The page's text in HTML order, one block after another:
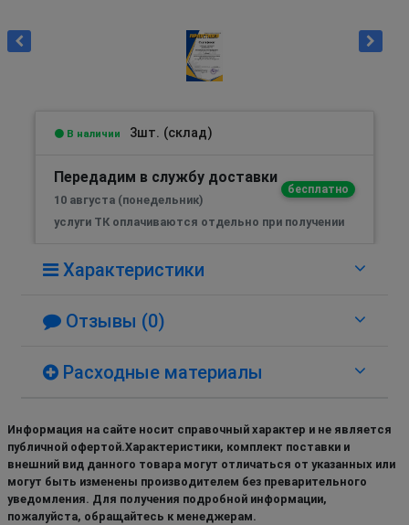
В наличии 3шт. (склад)
Передадим в службу доставки
бесплатно
10 августа (понедельник)
услуги ТК оплачиваются отдельно при получении
Характеристики
Отзывы (0)
Расходные материалы
Информация на сайте носит справочный характер и не является
публичной офертой.Характеристики, комплект поставки и
внешний вид данного товара могут отличаться от указанных или
могут быть изменены производителем без преварительного
уведомления. Для получения подробной информации,
пожалуйста, обращайтесь к менеджерам.